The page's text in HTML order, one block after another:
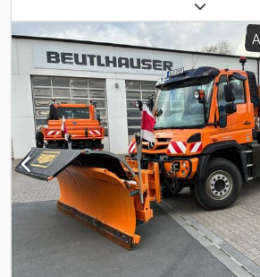
, primeira matrícula:07/1979
diesel, próxima inspeção (TÜV):03/2027,
consumo de combustível (combinado):
15
tipo de engrenagem:mecânico, número
número de lugares:2, comprimento total:5
2 150 mm, altura total:2 700 mm, Ano de
Equipamento:direção assistida, guincho
em excelente estado de conservação,
revisões, é o terceiro proprietário, está na
2017. Vendo devido a motivos de saúde.
cv. Inclui: 1 conjunto de correntes para
suspensão (não instalados), 2 manuais de
guincho com capacidade de 3,5 toneladas.
oficina Mercedes Unimog para inspeção
manutenção. Dsdpfozpigiex Aivock